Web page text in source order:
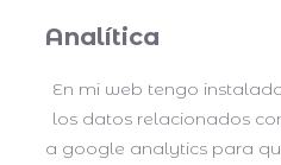
Analítica
En mi web tengo
los datos relacionados
a google analytics para